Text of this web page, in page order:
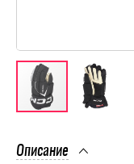
Описание